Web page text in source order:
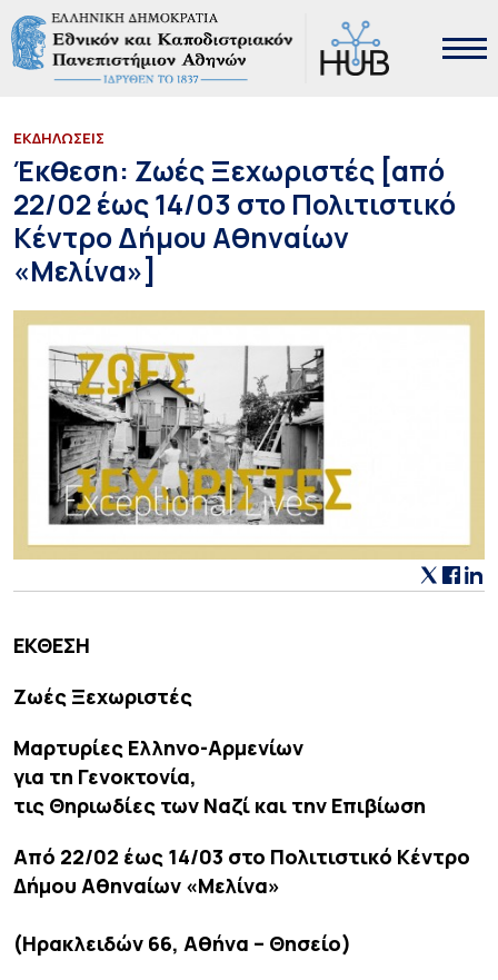
ΕΚΔΗΛΩΣΕΙΣ
Έκθεση: Ζωές Ξεχωριστές [από
22/02 έως 14/03 στο Πολιτιστικό
Κέντρο Δήμου Αθηναίων
«Μελίνα»]
ΕΚΘΕΣΗ
Ζωές Ξεχωριστές
Μαρτυρίες Ελληνο-Αρμενίων
για τη Γενοκτονία,
τις Θηριωδίες των Ναζί και την Επιβίωση
Από 22/02 έως 14/03 στο Πολιτιστικό Κέντρο
Δήμου Αθηναίων «Μελίνα»
(Ηρακλειδών 66, Αθήνα – Θησείο)